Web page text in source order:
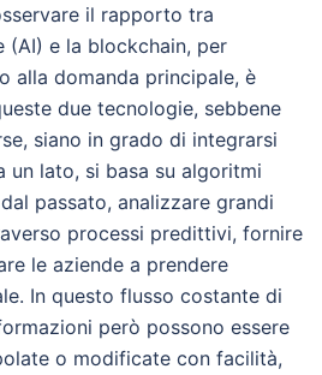
il rapporto tra
(AI) e la blockchain, per
alla domanda principale, è
due tecnologie, sebbene
siano in grado di integrarsi
un lato, si basa su algoritmi
passato, analizzare grandi
processi predittivi, fornire
le aziende a prendere
In questo flusso costante di
però possono essere
o modificate con facilità,